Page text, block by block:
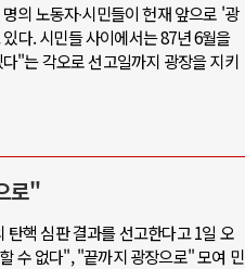
의 노동자∙시민들이 헌재 앞으로 '광
다. 시민들 사이에서는 87년 6월을
"는 각오로 선고일까지 광장을 지키
로"
핵 심판 결과를 선고한다고 1일 오
수 없다", "끝까지 광장으로" 모여 민